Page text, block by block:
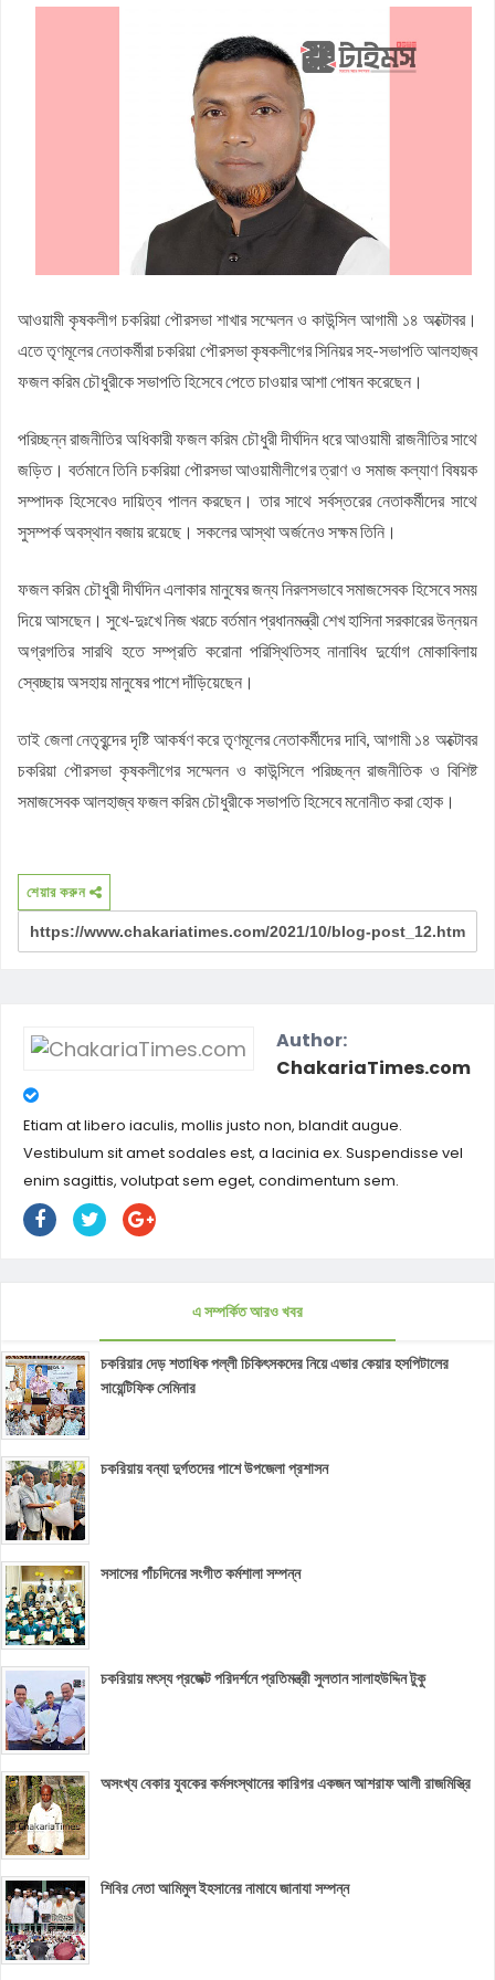
সসাসের পাঁচদিনের সংগীত কর্মশালা সম্পন্ন
চকরিয়ায় উপজেলা স্কাউটসের মাসিক সভা অনুষ্ঠিত
বেগম রোকেয়া সাখাওয়াত হোসেন বৃত্তির তৃতীয় পুরস্কার পেলো তাসরিফুল
বেগম রোকেয়া সাখাওয়াত হোসেন বৃত্তির পুরস্কার পেলো পাঁচ শতাধিক
চকরিয়ার ডুলাহাজারায় জামায়াতের শিক্ষাবৈঠক
চকরিয়া প্রেসক্লাবের উদ্যোগে জুলাই গণঅভ্যুত্থান দিবসের আলোচনা সভা
আওয়ামী কৃষকলীগ চকরিয়া পৌরসভা শাখার সম্মেলন ও কাউন্সিল আগামী ১৪ অক্টোবর।
এতে তৃণমূলের নেতাকর্মীরা চকরিয়া পৌরসভা কৃষকলীগের সিনিয়র সহ-সভাপতি আলহাজ্ব
ফজল করিম চৌধুরীকে সভাপতি হিসেবে পেতে চাওয়ার আশা পোষন করেছেন।
পরিচ্ছন্ন রাজনীতির অধিকারী ফজল করিম চৌধুরী দীর্ঘদিন ধরে আওয়ামী রাজনীতির সাথে
জড়িত। বর্তমানে তিনি চকরিয়া পৌরসভা আওয়ামীলীগের ত্রাণ ও সমাজ কল্যাণ বিষয়ক
সম্পাদক হিসেবেও দায়িত্ব পালন করছেন। তার সাথে সর্বস্তরের নেতাকর্মীদের সাথে
সুসম্পর্ক অবস্থান বজায় রয়েছে। সকলের আস্থা অর্জনেও সক্ষম তিনি।
ফজল করিম চৌধুরী দীর্ঘদিন এলাকার মানুষের জন্য নিরলসভাবে সমাজসেবক হিসেবে সময়
দিয়ে আসছেন। সুখে-দুঃখে নিজ খরচে বর্তমান প্রধানমন্ত্রী শেখ হাসিনা সরকারের উন্নয়ন
অগ্রগতির সারথি হতে সম্প্রতি করোনা পরিস্থিতিসহ নানাবিধ দুর্যোগ মোকাবিলায়
স্বেচ্ছায় অসহায় মানুষের পাশে দাঁড়িয়েছেন।
তাই জেলা নেতৃবৃন্দের দৃষ্টি আকর্ষণ করে তৃণমূলের নেতাকর্মীদের দাবি, আগামী ১৪ অক্টোবর
চকরিয়া পৌরসভা কৃষকলীগের সম্মেলন ও কাউন্সিলে পরিচ্ছন্ন রাজনীতিক ও বিশিষ্ট
সমাজসেবক আলহাজ্ব ফজল করিম চৌধুরীকে সভাপতি হিসেবে মনোনীত করা হোক।
শেয়ার করুন
Author:
ChakariaTimes.com
Etiam at libero iaculis, mollis justo non, blandit augue.
Vestibulum sit amet sodales est, a lacinia ex. Suspendisse vel
enim sagittis, volutpat sem eget, condimentum sem.
এ সম্পর্কিত আরও খবর
চকরিয়ার দেড় শতাধিক পল্লী চিকিৎসকদের নিয়ে এভার কেয়ার হসপিটালের
সায়েন্টিফিক সেমিনার
চকরিয়ায় বন্যা দুর্গতদের পাশে উপজেলা প্রশাসন
সসাসের পাঁচদিনের সংগীত কর্মশালা সম্পন্ন
চকরিয়ায় মৎস্য প্রজেক্ট পরিদর্শনে প্রতিমন্ত্রী সুলতান সালাহউদ্দিন টুকু
অসংখ্য বেকার যুবকের কর্মসংস্থানের কারিগর একজন আশরাফ আলী রাজমিস্ত্রি
শিবির নেতা আমিমুল ইহসানের নামাযে জানাযা সম্পন্ন